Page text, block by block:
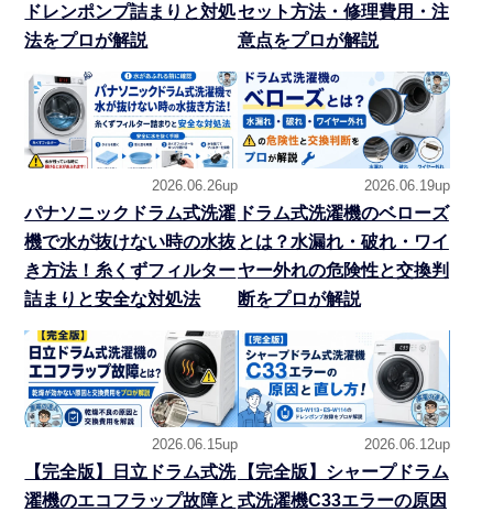
ドレンポンプ詰まりと対処
法をプロが解説
セット方法・修理費用・注
意点をプロが解説
2026.06.26up
パナソニックドラム式洗濯
機で水が抜けない時の水抜
き方法！糸くずフィルター
詰まりと安全な対処法
2026.06.19up
ドラム式洗濯機のベローズ
とは？水漏れ・破れ・ワイ
ヤー外れの危険性と交換判
断をプロが解説
2026.06.15up
【完全版】日立ドラム式洗
濯機のエコフラップ故障と
2026.06.12up
【完全版】シャープドラム
式洗濯機C33エラーの原因